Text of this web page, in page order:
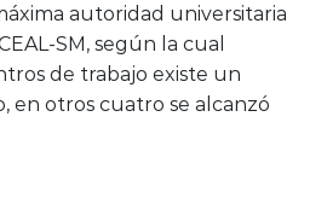
autoridad universitaria
SM, según la cual
de trabajo existe un
en otros cuatro se alcanzó